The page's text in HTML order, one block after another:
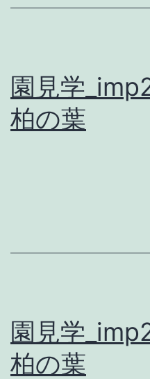
園見学
柏の葉
園見学
柏の葉